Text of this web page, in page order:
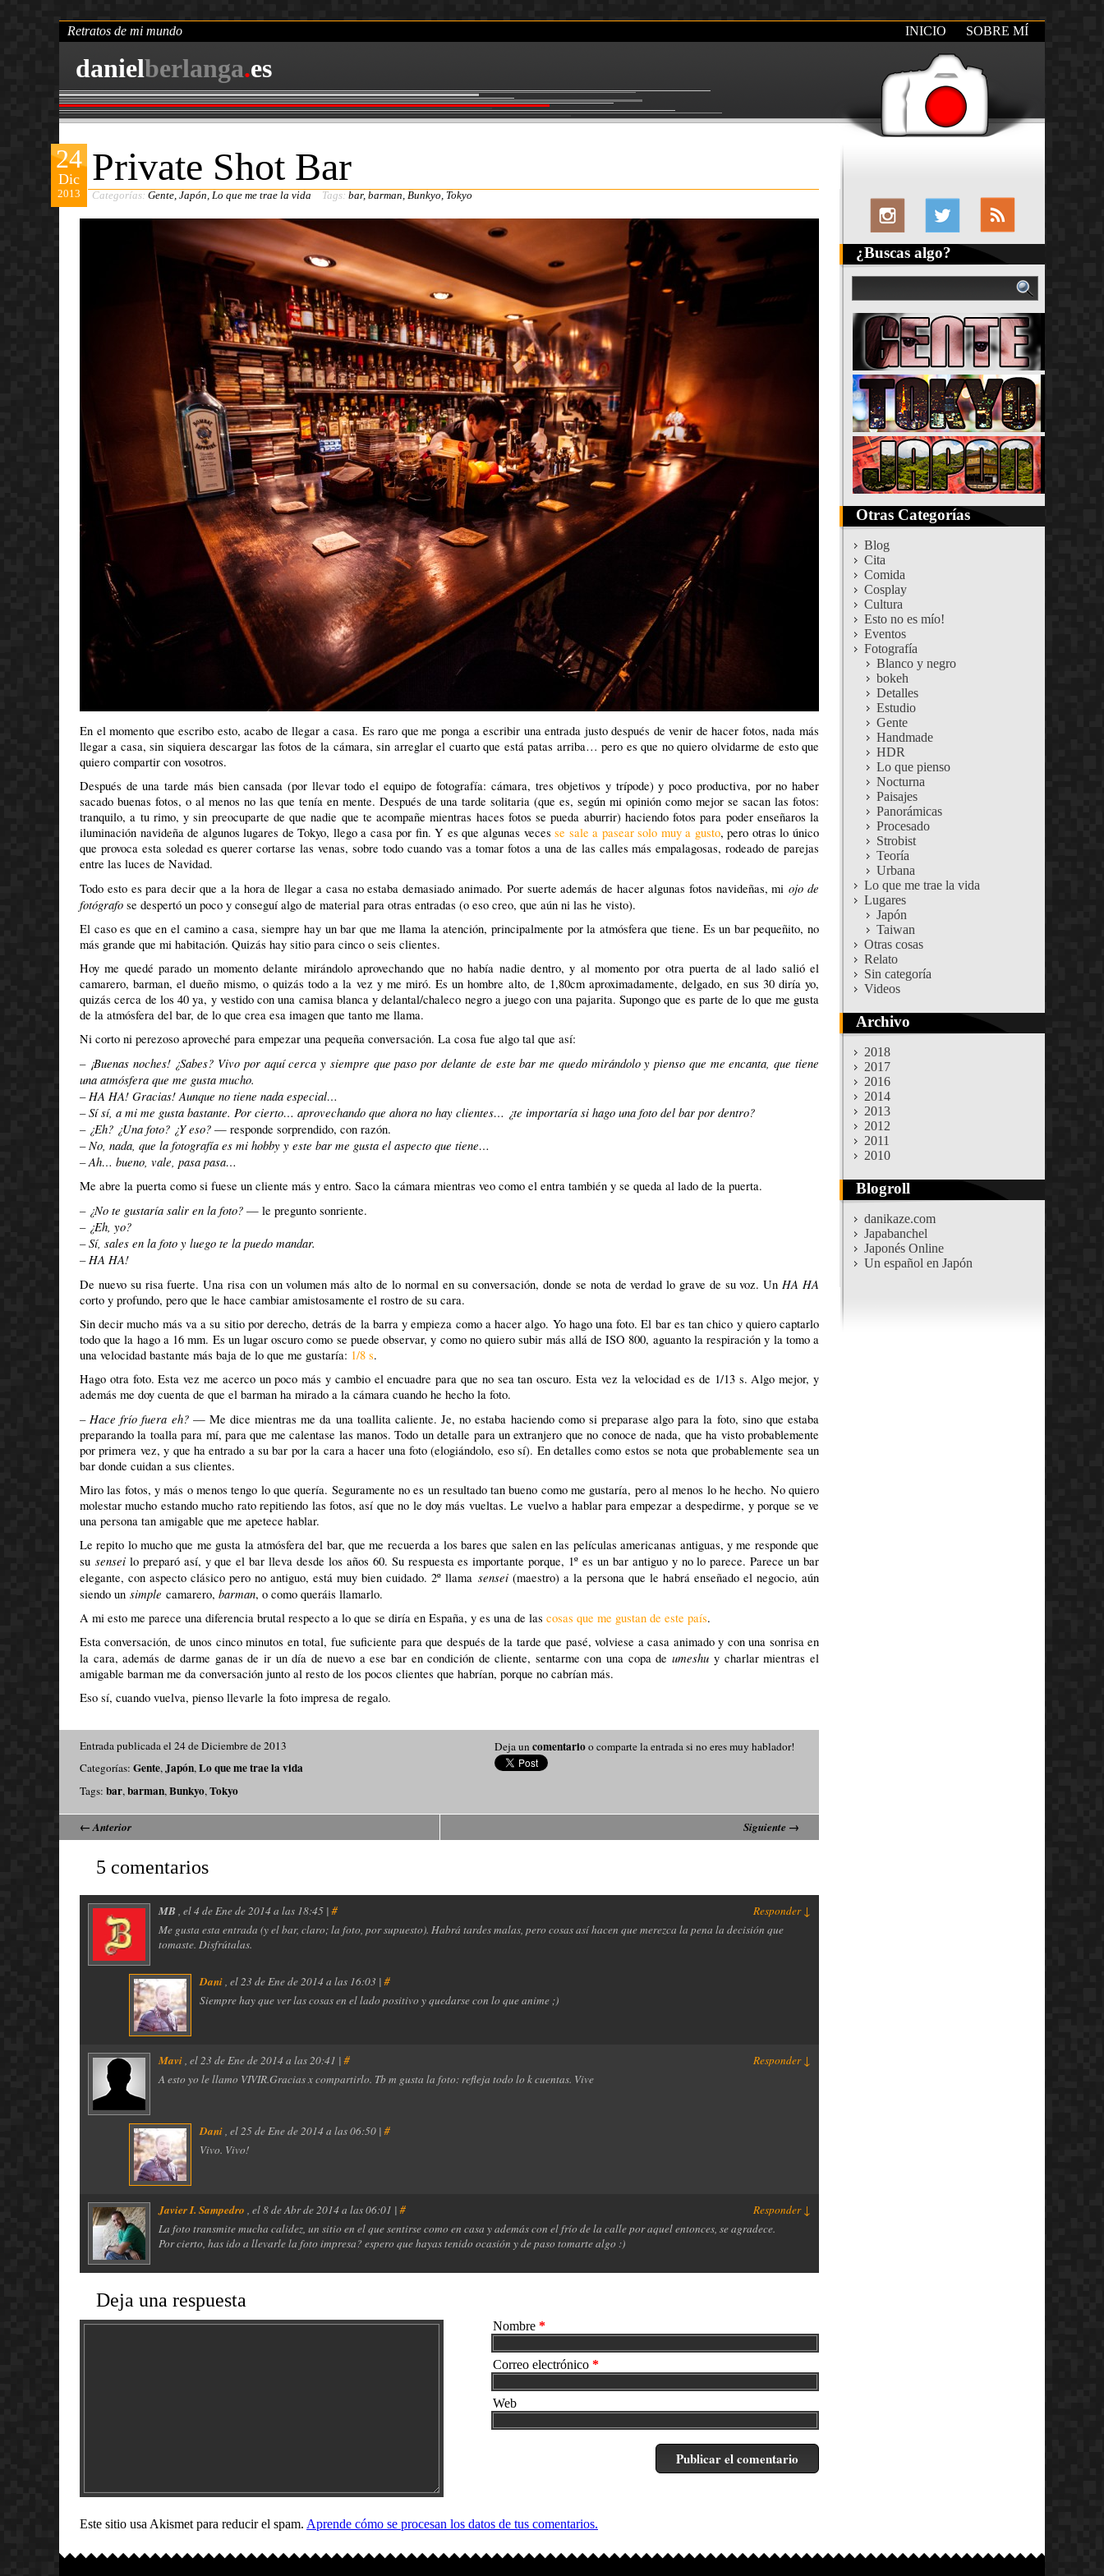
danielberlanga.es
Retratos de mi mundo INICIO SOBRE MÍ
Private Shot Bar
24
Dic
2013 Categorías: Gente, Japón, Lo que me trae la vida Tags: bar, barman, Bunkyo, Tokyo
En el momento que escribo esto, acabo de llegar a casa. Es raro que me ponga a escribir una entrada justo después de venir de hacer fotos, nada más
llegar a casa, sin siquiera descargar las fotos de la cámara, sin arreglar el cuarto que está patas arriba… pero es que no quiero olvidarme de esto que
quiero compartir con vosotros.
Después de una tarde más bien cansada (por llevar todo el equipo de fotografía: cámara, tres objetivos y trípode) y poco productiva, por no haber
sacado buenas fotos, o al menos no las que tenía en mente. Después de una tarde solitaria (que es, según mi opinión como mejor se sacan las fotos:
tranquilo, a tu rimo, y sin preocuparte de que nadie que te acompañe mientras haces fotos se pueda aburrir) haciendo fotos para poder enseñaros la
iluminación navideña de algunos lugares de Tokyo, llego a casa por fin. Y es que algunas vecesse sale a pasear solo muy a gusto, pero otras lo único
que provoca esta soledad es querer cortarse las venas, sobre todo cuando vas a tomar fotos a una de las calles más empalagosas, rodeado de parejas
entre las luces de Navidad.
Todo esto es para decir que a la hora de llegar a casa no estaba demasiado animado. Por suerte además de hacer algunas fotos navideñas, miojo de
fotógrafo se despertó un poco y conseguí algo de material para otras entradas (o eso creo, que aún ni las he visto).
El caso es que en el camino a casa, siempre hay un bar que me llama la atención, principalmente por la atmósfera que tiene. Es un bar pequeñito, no
más grande que mi habitación. Quizás hay sitio para cinco o seis clientes.
Hoy me quedé parado un momento delante mirándolo aprovechando que no había nadie dentro, y al momento por otra puerta de al lado salió el
camarero, barman, el dueño mismo, o quizás todo a la vez y me miró. Es un hombre alto, de 1,80cm aproximadamente, delgado, en sus 30 diría yo,
quizás cerca de los 40 ya, y vestido con una camisa blanca y delantal/chaleco negro a juego con una pajarita. Supongo que es parte de lo que me gusta
de la atmósfera del bar, de lo que crea esa imagen que tanto me llama.
Ni corto ni perezoso aproveché para empezar una pequeña conversación. La cosa fue algo tal que así:
– ¡Buenas noches! ¿Sabes? Vivo por aquí cerca y siempre que paso por delante de este bar me quedo mirándolo y pienso que me encanta, que tiene
una atmósfera que me gusta mucho.
– HA HA! Gracias! Aunque no tiene nada especial…
– Sí sí, a mi me gusta bastante. Por cierto… aprovechando que ahora no hay clientes… ¿te importaría si hago una foto del bar por dentro?
– ¿Eh? ¿Una foto? ¿Y eso? — responde sorprendido, con razón.
– No, nada, que la fotografía es mi hobby y este bar me gusta el aspecto que tiene…
– Ah… bueno, vale, pasa pasa…
Me abre la puerta como si fuese un cliente más y entro. Saco la cámara mientras veo como el entra también y se queda al lado de la puerta.
– ¿No te gustaría salir en la foto? — le pregunto sonriente.
– ¿Eh, yo?
– Sí, sales en la foto y luego te la puedo mandar.
– HA HA!
De nuevo su risa fuerte. Una risa con un volumen más alto de lo normal en su conversación, donde se nota de verdad lo grave de su voz. UnHA HA
corto y profundo, pero que le hace cambiar amistosamente el rostro de su cara.
Sin decir mucho más va a su sitio por derecho, detrás de la barra y empieza como a hacer algo. Yo hago una foto. El bar es tan chico y quiero captarlo
todo que la hago a 16 mm. Es un lugar oscuro como se puede observar, y como no quiero subir más allá de ISO 800, aguanto la respiración y la tomo a
una velocidad bastante más baja de lo que me gustaría: 1/8 s.
Hago otra foto. Esta vez me acerco un poco más y cambio el encuadre para que no sea tan oscuro. Esta vez la velocidad es de 1/13 s. Algo mejor, y
además me doy cuenta de que el barman ha mirado a la cámara cuando he hecho la foto.
– Hace frío fuera eh?— Me dice mientras me da una toallita caliente. Je, no estaba haciendo como si preparase algo para la foto, sino que estaba
preparando la toalla para mí, para que me calentase las manos. Todo un detalle para un extranjero que no conoce de nada, que ha visto probablemente
por primera vez, y que ha entrado a su bar por la cara a hacer una foto (elogiándolo, eso sí). En detalles como estos se nota que probablemente sea un
bar donde cuidan a sus clientes.
Miro las fotos, y más o menos tengo lo que quería. Seguramente no es un resultado tan bueno como me gustaría, pero al menos lo he hecho. No quiero
molestar mucho estando mucho rato repitiendo las fotos, así que no le doy más vueltas. Le vuelvo a hablar para empezar a despedirme, y porque se ve
una persona tan amigable que me apetece hablar.
Le repito lo mucho que me gusta la atmósfera del bar, que me recuerda a los bares que salen en las películas americanas antiguas, y me responde que
su senseilo preparó así, y que el bar lleva desde los años 60. Su respuesta es importante porque, 1º es un bar antiguo y no lo parece. Parece un bar
elegante, con aspecto clásico pero no antiguo, está muy bien cuidado. 2º llama sensei(maestro) a la persona que le habrá enseñado el negocio, aún
siendo un simple camarero, barman, o como queráis llamarlo.
A mi esto me parece una diferencia brutal respecto a lo que se diría en España, y es una de las cosas que me gustan de este país.
Esta conversación, de unos cinco minutos en total, fue suficiente para que después de la tarde que pasé, volviese a casa animado y con una sonrisa en
la cara, además de darme ganas de ir un día de nuevo a ese bar en condición de cliente, sentarme con una copa de umeshuy charlar mientras el
amigable barman me da conversación junto al resto de los pocos clientes que habrían, porque no cabrían más.
Eso sí, cuando vuelva, pienso llevarle la foto impresa de regalo.
Entrada publicada el 24 de Diciembre de 2013
Categorías: Gente,Japón,Lo que me trae la vida
Tags: bar,barman,Bunkyo,Tokyo
Deja un comentarioo comparte la entrada si no eres muy hablador!
←Anterior Siguiente →
5 comentarios
MB, el4 de Ene de 2014 a las 18:45 |# Responder↓
Me gusta esta entrada (y el bar, claro; la foto, por supuesto). Habrá tardes malas, pero cosas así hacen que merezca la pena la decisión que
tomaste. Disfrútalas.
Dani, el23 de Ene de 2014 a las 16:03 |#
Siempre hay que ver las cosas en el lado positivo y quedarse con lo que anime ;)
Mavi, el23 de Ene de 2014 a las 20:41 |# Responder↓
A esto yo le llamo VIVIR.Gracias x compartirlo. Tb m gusta la foto: refleja todo lo k cuentas. Vive
Dani, el25 de Ene de 2014 a las 06:50 |#
Vivo. Vivo!
Javier I. Sampedro , el8 de Abr de 2014 a las 06:01 |# Responder↓
La foto transmite mucha calidez, un sitio en el que sentirse como en casa y además con el frío de la calle por aquel entonces, se agradece.
Por cierto, has ido a llevarle la foto impresa? espero que hayas tenido ocasión y de paso tomarte algo :)
Deja una respuesta
Nombre *
Correo electrónico *
Web
Este sitio usa Akismet para reducir el spam. Aprende cómo se procesan los datos de tus comentarios.
¿Buscas algo?
Otras Categorías
Blog
Cita
Comida
Cosplay
Cultura
Esto no es mío!
Eventos
Fotografía
Blanco y negro
bokeh
Detalles
Estudio
Gente
Handmade
HDR
Lo que pienso
Nocturna
Paisajes
Panorámicas
Procesado
Strobist
Teoría
Urbana
Lo que me trae la vida
Lugares
Japón
Taiwan
Otras cosas
Relato
Sin categoría
Videos
Archivo
2018
2017
2016
2014
2013
2012
2011
2010
Blogroll
danikaze.com
Japabanchel
Japonés Online
Un español en Japón